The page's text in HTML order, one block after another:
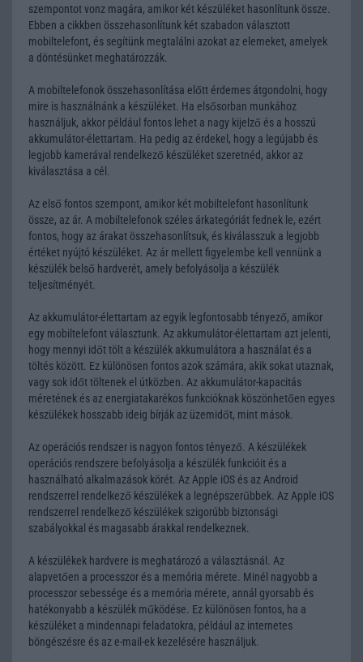
szempontot vonz magára, amikor két készüléket hasonlítunk össze.
Ebben a cikkben összehasonlítunk két szabadon választott
mobiltelefont, és segítünk megtalálni azokat az elemeket, amelyek
a döntésünket meghatározzák.
A mobiltelefonok összehasonlítása előtt érdemes átgondolni, hogy
mire is használnánk a készüléket. Ha elsősorban munkához
használjuk, akkor például fontos lehet a nagy kijelző és a hosszú
akkumulátor-élettartam. Ha pedig az érdekel, hogy a legújabb és
legjobb kamerával rendelkező készüléket szeretnéd, akkor az
kiválasztása a cél.
Az első fontos szempont, amikor két mobiltelefont hasonlítunk
össze, az ár. A mobiltelefonok széles árkategóriát fednek le, ezért
fontos, hogy az árakat összehasonlítsuk, és kiválasszuk a legjobb
értéket nyújtó készüléket. Az ár mellett figyelembe kell vennünk a
készülék belső hardverét, amely befolyásolja a készülék
teljesítményét.
Az akkumulátor-élettartam az egyik legfontosabb tényező, amikor
egy mobiltelefont választunk. Az akkumulátor-élettartam azt jelenti,
hogy mennyi időt tölt a készülék akkumulátora a használat és a
töltés között. Ez különösen fontos azok számára, akik sokat utaznak,
vagy sok időt töltenek el útközben. Az akkumulátor-kapacitás
méretének és az energiatakarékos funkcióknak köszönhetően egyes
készülékek hosszabb ideig bírják az üzemidőt, mint mások.
Az operációs rendszer is nagyon fontos tényező. A készülékek
operációs rendszere befolyásolja a készülék funkcióit és a
használható alkalmazások körét. Az Apple iOS és az Android
rendszerrel rendelkező készülékek a legnépszerűbbek. Az Apple iOS
rendszerrel rendelkező készülékek szigorúbb biztonsági
szabályokkal és magasabb árakkal rendelkeznek.
A készülékek hardvere is meghatározó a választásnál. Az
alapvetően a processzor és a memória mérete. Minél nagyobb a
processzor sebessége és a memória mérete, annál gyorsabb és
hatékonyabb a készülék működése. Ez különösen fontos, ha a
készüléket a mindennapi feladatokra, például az internetes
böngészésre és az e-mail-ek kezelésére használjuk.